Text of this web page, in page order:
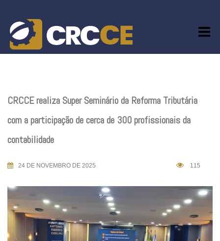
content
CRCCE realiza Super Seminário da Reforma Tributária
com a participação de cerca de 300 profissionais da
contabilidade
24 DE NOVEMBRO DE 2025 115